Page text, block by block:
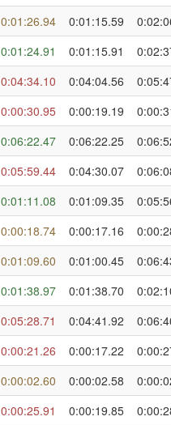
0:01:26.94 0:01:15.59
0:01:24.91 0:01:15.91
0:04:34.10 0:04:04.56
0:00:30.95 0:00:19.19
0:06:22.47 0:06:22.25
0:05:59.44 0:04:30.07
0:01:11.08 0:01:09.35
0:00:18.74 0:00:17.16
0:01:09.60 0:01:00.45
0:01:38.97 0:01:38.70
0:05:28.71 0:04:41.92
0:00:21.26 0:00:17.22
0:00:02.60 0:00:02.58
0:00:25.91 0:00:19.85